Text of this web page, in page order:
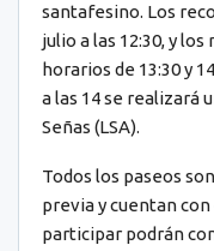
santafesino. Los
julio a las 12:30, y
horarios de 13:30 y
a las 14 se realizará
Señas (LSA).
Todos los paseos
previa y cuentan
participar podrán